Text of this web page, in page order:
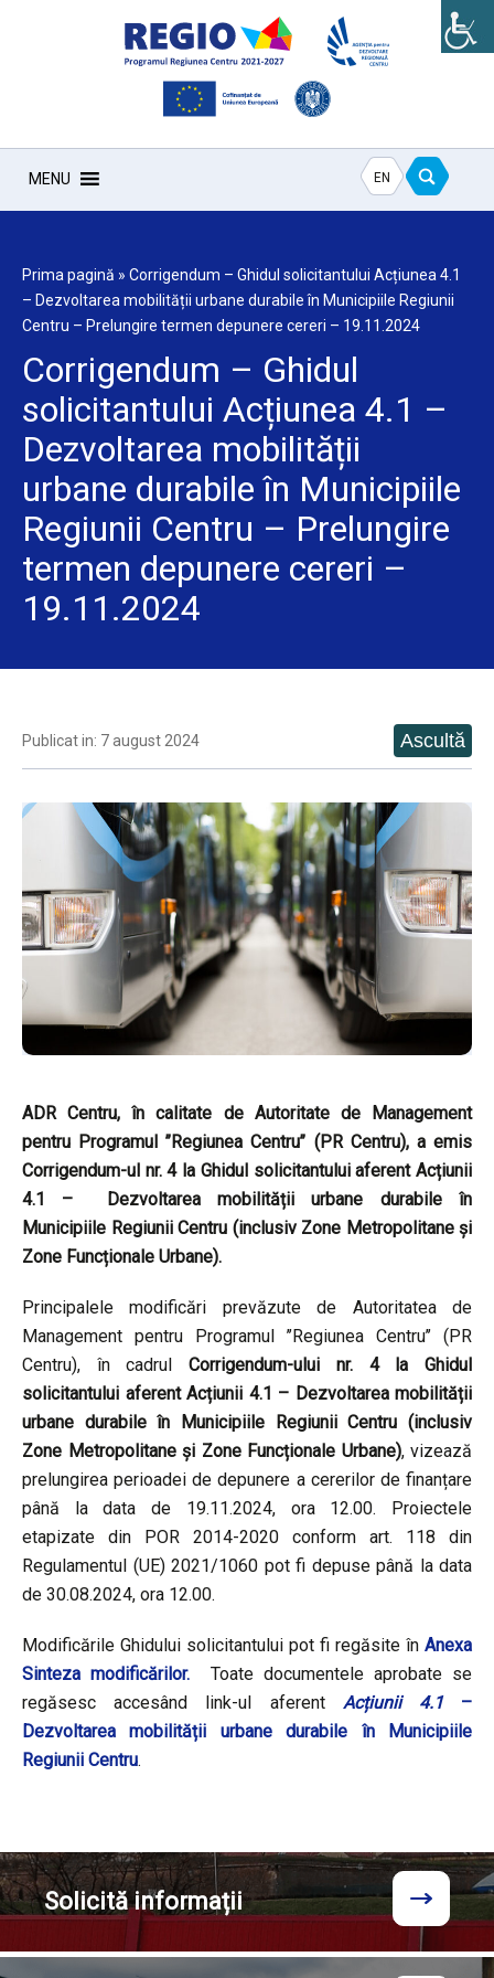
MENU EN
Prima pagină » Corrigendum – Ghidul solicitantului Acțiunea 4.1
– Dezvoltarea mobilității urbane durabile în Municipiile Regiunii
Centru – Prelungire termen depunere cereri – 19.11.2024
Corrigendum – Ghidul
solicitantului Acțiunea 4.1 –
Dezvoltarea mobilității
urbane durabile în Municipiile
Regiunii Centru – Prelungire
termen depunere cereri –
19.11.2024
Publicat in: 7 august 2024
ADR Centru, în calitate de Autoritate de Management
pentru Programul ’’Regiunea Centru’’ (PR Centru), a emis
Corrigendum-ul nr. 4 la Ghidul solicitantului aferent Acțiunii
4.1 – Dezvoltarea mobilității urbane durabile în
Municipiile Regiunii Centru (inclusiv Zone Metropolitane și
Zone Funcționale Urbane).
Principalele modificări prevăzute de Autoritatea de
Management pentru Programul ’’Regiunea Centru’’ (PR
Centru), în cadrulCorrigendum-ului nr. 4 la Ghidul
solicitantului aferent Acțiunii 4.1 – Dezvoltarea mobilității
urbane durabile în Municipiile Regiunii Centru (inclusiv
Zone Metropolitane și Zone Funcționale Urbane), vizează
prelungirea perioadei de depunere a cererilor de finanțare
până la data de 19.11.2024, ora 12.00. Proiectele
etapizate din POR 2014-2020 conform art. 118 din
Regulamentul (UE) 2021/1060 pot fi depuse până la data
de 30.08.2024, ora 12.00.
Modificările Ghidului solicitantului pot fi regăsite în Anexa
Sinteza modificărilor.
Toate documentele aprobate se
regăsesc accesând link-ul aferent Acțiunii 4.1
–
Dezvoltarea mobilității urbane durabile în Municipiile
Regiunii Centru.
Solicităinformații